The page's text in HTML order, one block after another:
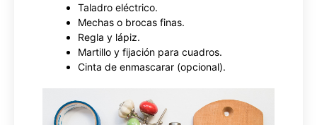
Taladro eléctrico.
Mechas o brocas finas.
Regla y lápiz.
Martillo y fijación para cuadros.
Cinta de enmascarar (opcional).